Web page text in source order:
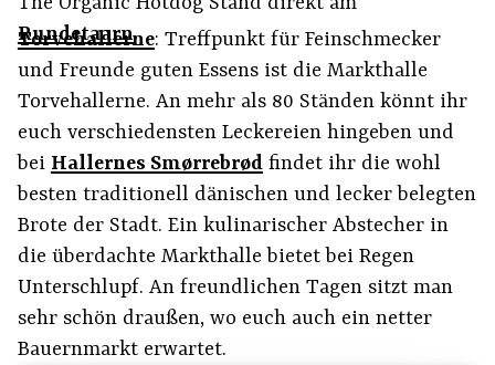
Rundetaarn.
Torvehallerne: Treffpunkt für Feinschmecker
und Freunde guten Essens ist die Markthalle
Torvehallerne. An mehr als 80 Ständen könnt ihr
euch verschiedensten Leckereien hingeben und
bei Hallernes Smørrebrødfindet ihr die wohl
besten traditionell dänischen und lecker belegten
Brote der Stadt. Ein kulinarischer Abstecher in
die überdachte Markthalle bietet bei Regen
Unterschlupf. An freundlichen Tagen sitzt man
sehr schön draußen, wo euch auch ein netter
Bauernmarkt erwartet.